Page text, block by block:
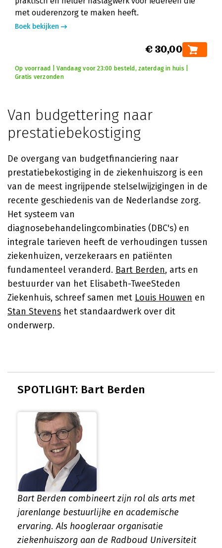
met ouderenzorg te maken heeft.
Boek bekijken
€ 30,00
Op voorraad | Vandaag voor 23:00 besteld, zaterdag in huis |
Gratis verzonden
Van budgettering naar
prestatiebekostiging
De overgang van budgetfinanciering naar
prestatiebekostiging in de ziekenhuiszorg is een
van de meest ingrijpende stelselwijzigingen in de
recente geschiedenis van de Nederlandse zorg.
Het systeem van
diagnosebehandelingcombinaties (DBC's) en
integrale tarieven heeft de verhoudingen tussen
ziekenhuizen, verzekeraars en patiënten
fundamenteel veranderd. Bart Berden, arts en
bestuurder van het Elisabeth-TweeSteden
Ziekenhuis, schreef samen met Louis Houwen en
Stan Stevens het standaardwerk over dit
onderwerp.
SPOTLIGHT: Bart Berden
Bart Berden combineert zijn rol als arts met
jarenlange bestuurlijke en academische
ervaring. Als hoogleraar organisatie
ziekenhuiszorg aan de Radboud Universiteit